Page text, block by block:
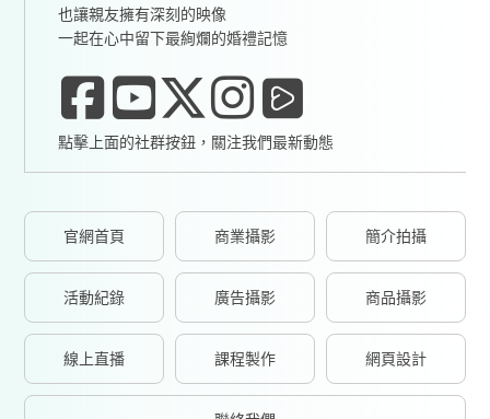
也讓親友擁有深刻的映像
一起在心中留下最絢爛的婚禮記憶
點擊上面的社群按鈕，關注我們最新動態
官網首頁 商業攝影 簡介拍攝
活動紀錄 廣告攝影 商品攝影
線上直播 課程製作 網頁設計